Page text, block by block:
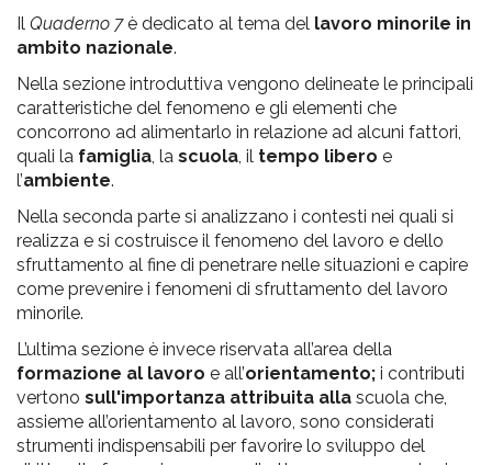
Il Quaderno 7è dedicato al tema del lavoro minorile in
ambito nazionale.
Nella sezione introduttiva vengono delineate le principali
caratteristiche del fenomeno e gli elementi che
concorrono ad alimentarlo in relazione ad alcuni fattori,
quali la famiglia, la scuola, il tempo libero e
l’ambiente.
Nella seconda parte si analizzano i contesti nei quali si
realizza e si costruisce il fenomeno del lavoro e dello
sfruttamento al fine di penetrare nelle situazioni e capire
come prevenire i fenomeni di sfruttamento del lavoro
minorile.
L’ultima sezione è invece riservata all’area della
formazione al lavoro e all’orientamento; i contributi
vertono sull'importanza attribuita alla scuola che,
assieme all’orientamento al lavoro, sono considerati
strumenti indispensabili per favorire lo sviluppo del